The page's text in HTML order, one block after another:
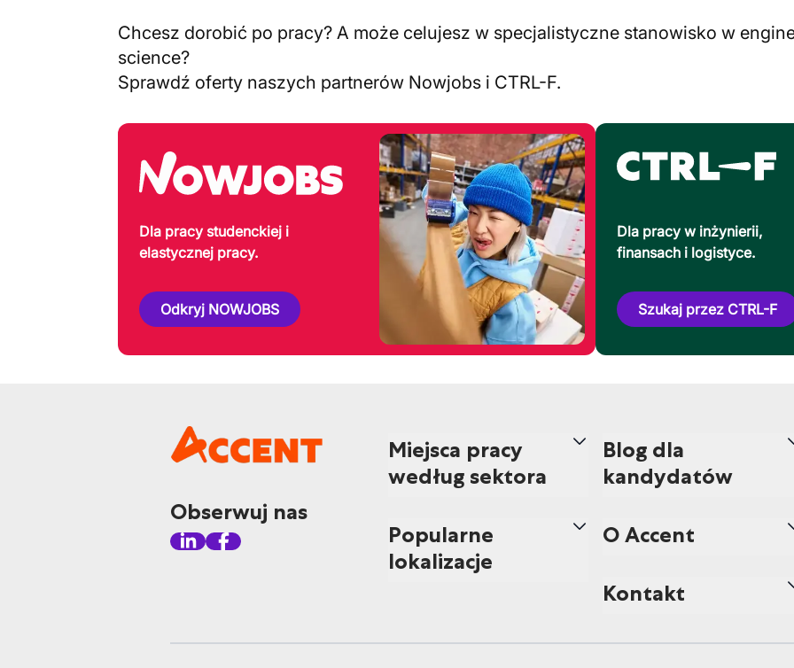
Chcesz dorobić po pracy? A może celujesz w specjalistyczne stanowisko w
science?
Sprawdź oferty naszych partnerów Nowjobs i CTRL-F.
Dla pracy studenckiej i
elastycznej pracy.
Odkryj NOWJOBS
Dla pracy w inżynierii,
finansach i logistyce.
Szukaj przez CTRL-F
Obserwuj nas
Miejsca pracy
według sektora
Popularne
lokalizacje
Blog dla
kandydatów
O Accent
Kontakt